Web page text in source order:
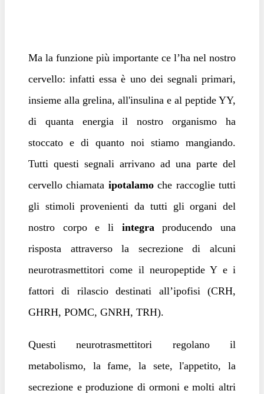
Ma la funzione più importante ce l’ha nel nostro
cervello: infatti essa è uno dei segnali primari,
insieme alla grelina, all'insulina e al peptide YY,
di quanta energia il nostro organismo ha
stoccato e di quanto noi stiamo mangiando.
Tutti questi segnali arrivano ad una parte del
cervello chiamata ipotalamoche raccoglie tutti
gli stimoli provenienti da tutti gli organi del
nostro corpo e li integraproducendo una
risposta attraverso la secrezione di alcuni
neurotrasmettitori come il neuropeptide Y e i
fattori di rilascio destinati all’ipofisi (CRH,
GHRH, POMC, GNRH, TRH).
Questi neurotrasmettitori regolano il
metabolismo, la fame, la sete, l'appetito, la
secrezione e produzione di ormoni e molti altri